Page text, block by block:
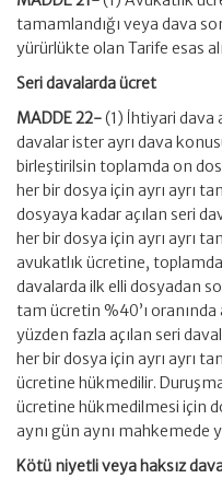
tamamlandığı veya dava
yürürlükte olan Tarife esas
Seri davalarda ücret
MADDE 22-(1) İhtiyari dava
davalar ister ayrı dava
birleştirilsin toplamda on
her bir dosya için ayrı ayrı
dosyaya kadar açılan seri
her bir dosya için ayrı ayrı
avukatlık ücretine,
davalarda ilk elli dosyadan
tam ücretin %40’ı
yüzden fazla açılan seri
her bir dosya için ayrı ayrı
ücretine hükmedilir.
ücretine hükmedilmesi için
aynı gün aynı mahkemede
Kötü niyetli veya haksız